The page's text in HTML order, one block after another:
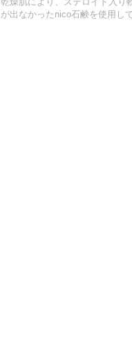
乾燥肌により、ステロイド入り
が出なかったnico石鹸を使用し